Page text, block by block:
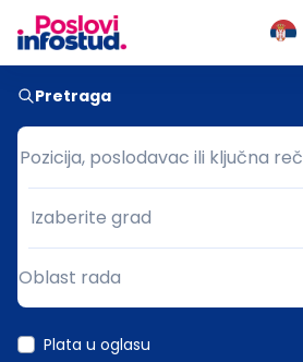
Pretraga
Pozicija, poslodavac ili ključna reč
Pozicija, poslodavac ili ključna reč
Grad
Izaberite grad
Oblast rada
Plata u oglasu